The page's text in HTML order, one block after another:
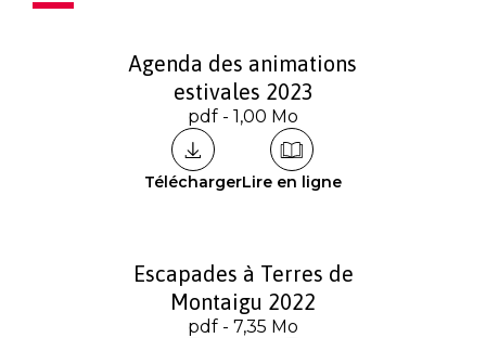
Agenda des animations
estivales 2023
pdf - 1,00 Mo
TéléchargerLire en ligne
Escapades à Terres de
Montaigu 2022
pdf - 7,35 Mo